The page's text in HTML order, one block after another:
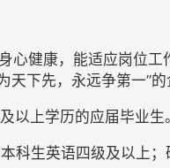
心健康，能适应岗位工
天下先，永远争第一”的
以上学历的应届毕业生。
科生英语四级及以上